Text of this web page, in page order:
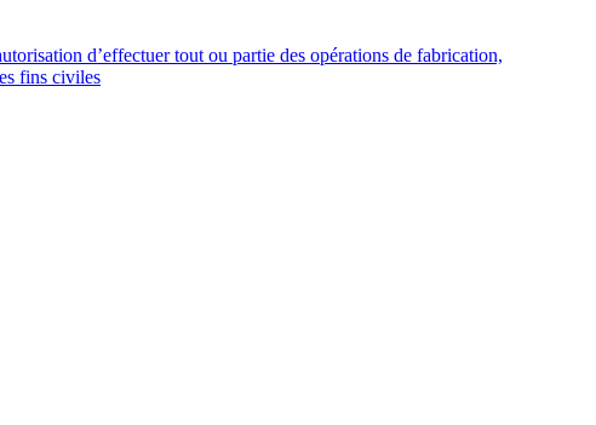
d’effectuer tout ou partie des opérations de fabrication,
fins civiles